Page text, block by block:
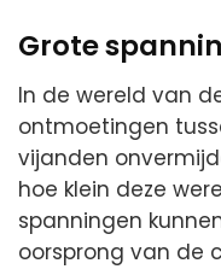
Grote
In de wereld van
ontmoetingen
vijanden
hoe klein deze
spanningen
oorsprong van de